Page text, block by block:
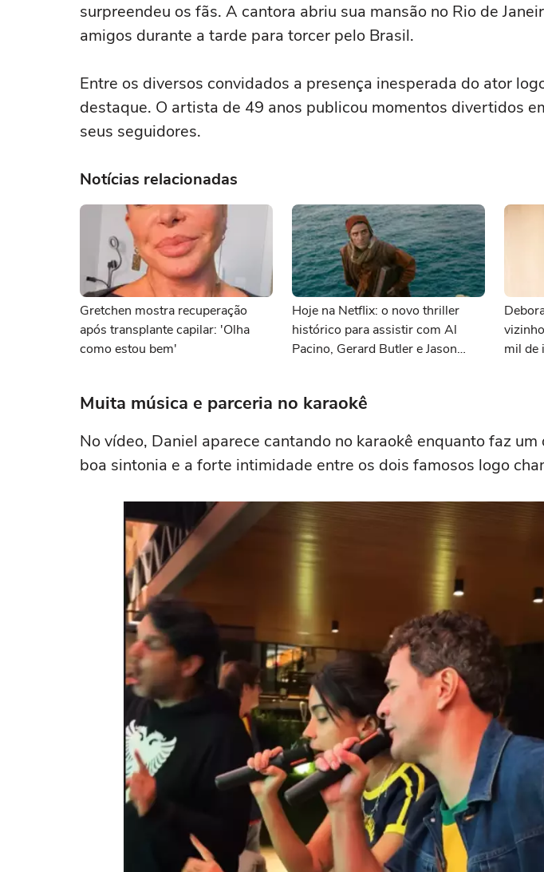
surpreendeu os fãs. A cantora abriu sua mansão no Rio de
amigos durante a tarde para torcer pelo Brasil.
Entre os diversos convidados a presença inesperada do ator
destaque. O artista de 49 anos publicou momentos divertidos
seus seguidores.
Notícias relacionadas
Gretchen mostra recuperação
após transplante capilar: 'Olha
como estou bem'
Hoje na Netflix: o novo thriller
histórico para assistir com Al
Pacino, Gerard Butler e Jason
mil de
Muita música e parceria no karaokê
No vídeo, Daniel aparece cantando no karaokê enquanto faz
boa sintonia e a forte intimidade entre os dois famosos logo